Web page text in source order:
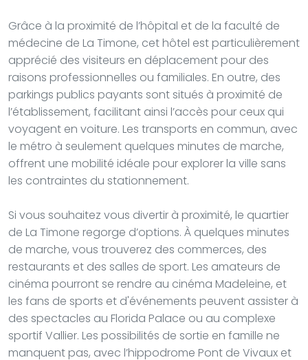
Grâce à la proximité de l’hôpital et de la faculté de
médecine de La Timone, cet hôtel est particulièrement
apprécié des visiteurs en déplacement pour des
raisons professionnelles ou familiales. En outre, des
parkings publics payants sont situés à proximité de
l’établissement, facilitant ainsi l’accès pour ceux qui
voyagent en voiture. Les transports en commun, avec
le métro à seulement quelques minutes de marche,
offrent une mobilité idéale pour explorer la ville sans
les contraintes du stationnement.
Si vous souhaitez vous divertir à proximité, le quartier
de La Timone regorge d’options. À quelques minutes
de marche, vous trouverez des commerces, des
restaurants et des salles de sport. Les amateurs de
cinéma pourront se rendre au cinéma Madeleine, et
les fans de sports et d'événements peuvent assister à
des spectacles au Florida Palace ou au complexe
sportif Vallier. Les possibilités de sortie en famille ne
manquent pas, avec l’hippodrome Pont de Vivaux et